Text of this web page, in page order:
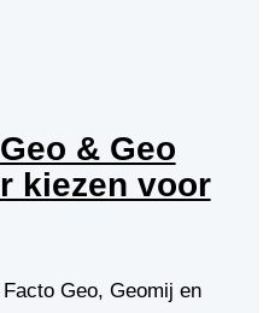
& Geo
kiezen voor
Geo, Geomij en